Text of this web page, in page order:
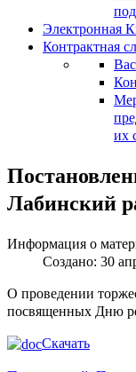
Электронная
Контрактная
их
Лабинский
Информация о
Создано: 30
О проведении
посвященных Дню
Скачать